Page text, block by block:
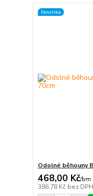
Novinka
Odolné běhouny
468,00 Kč/bm
386,78 Kč bez DPH